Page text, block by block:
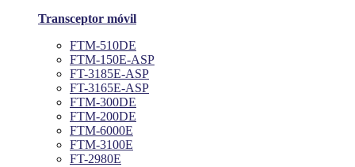
Transceptor móvil
FTM-510DE
FTM-150E-ASP
FT-3185E-ASP
FT-3165E-ASP
FTM-300DE
FTM-200DE
FTM-6000E
FTM-3100E
FT-2980E